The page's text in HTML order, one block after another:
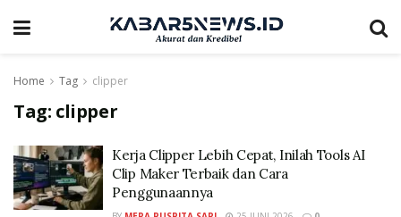
Home Tag clipper
Tag: clipper
Kerja Clipper Lebih Cepat, Inilah Tools AI
Clip Maker Terbaik dan Cara
Penggunaannya